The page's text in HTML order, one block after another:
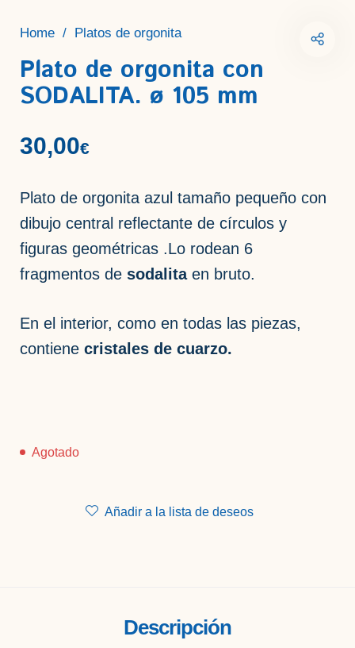
Home / Platos de orgonita
Plato de orgonita con
SODALITA. ø 105 mm
30,00€
Plato de orgonita azul tamaño pequeño con
dibujo central reflectante de círculos y
figuras geométricas .Lo rodean 6
fragmentos de sodalita en bruto.
En el interior, como en todas las piezas,
contiene cristales de cuarzo.
Agotado
Añadir a la lista de deseos
Descripción